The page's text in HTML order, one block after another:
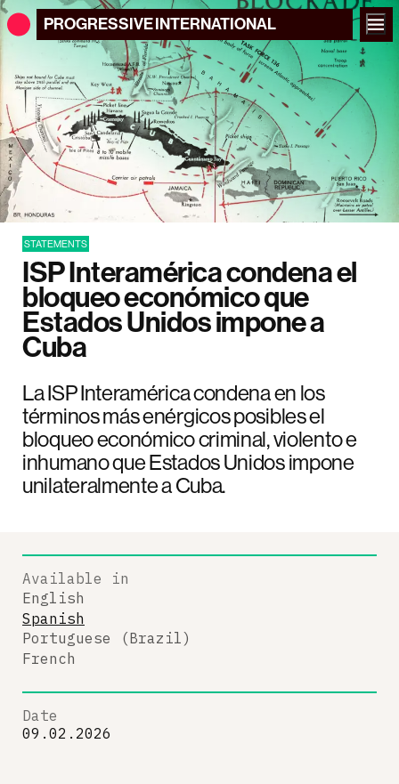
PROGRESSIVEINTERNATIONAL
STATEMENTS
ISP Interamérica condena el
bloqueo económico que
Estados Unidos impone a
Cuba
La ISP Interamérica condena en los
términos más enérgicos posibles el
bloqueo económico criminal, violento e
inhumano que Estados Unidos impone
unilateralmente a Cuba.
Available in
English
Spanish
Portuguese (Brazil)
French
Date
09.02.2026